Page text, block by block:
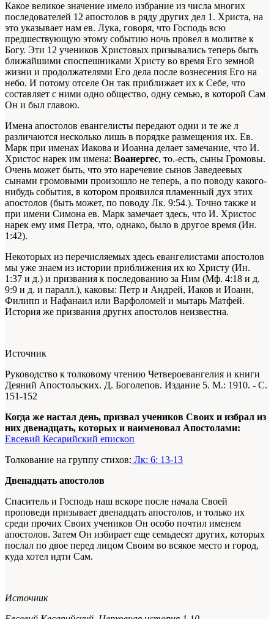
Какое великое значение имело избрание из числа многих
последователей 12 апостолов в ряду других дел 1. Христа, на
это указывает нам ев. Лука, говоря, что Господь всю
предшествующую этому событию ночь провел в молитве к
Богу. Эти 12 учеников Христовых призывались теперь быть
ближайшими споспешниками Христу во время Его земной
жизни и продолжателями Его дела после вознесения Его на
небо. И потому отселе Он так приближает их к Себе, что
составляет с ними одно общество, одну семью, в которой Сам
Он и был главою.
Имена апостолов евангелисты передают одни и те же л
различаются несколько лишь в порядке размещения их. Ев.
Марк при именах Иакова и Иоанна делает замечание, что И.
Христос нарек им имена: Воанергес, то.-есть, сыны Громовы.
Очень может быть, что это наречевие сынов Заведеевых
сынами громовыми произошло не теперь, а по поводу какого-
нибудь события, в котором проявился пламенный дух этих
апостолов (быть может, по поводу Лк. 9:54.). Точно также и
при имени Симона ев. Марк замечает здесь, что И. Христос
нарек ему имя Петра, что, однако, было в другое время (Ин.
1:42).
Некоторых из перечисляемых здесь евангелистами апостолов
мы уже знаем из истории приближения их ко Христу (Ин.
1:37 и д.) и призвания к последованию за Ним (Мф. 4:18 и д.
9:9 и д. и паралл.), каковы: Петр и Андрей, Иаков и Иоанн,
Филипп и Нафанаил или Варфоломей и мытарь Матфей.
История же призвания другнх апостолов неизвестна.
Источник
Руководство к толковому чтению Четвероевангелия и книги
Деяний Апостольских. Д. Боголепов. Издание 5. М.: 1910. - С.
151-152
Когда же настал день, призвал учеников Своих и избрал из
них двенадцать, которых и наименовал Апостолами:
Евсевий Кесарийский епископ
Толкование на группу стихов: Лк: 6: 13-13
Двенадцать апостолов
Спаситель и Господь наш вскоре после начала Своей
проповеди призывает двенадцать апостолов, и только их
среди прочих Своих учеников Он особо почтил именем
апостолов. Затем Он избирает еще семьдесят других, которых
послал по двое перед лицом Своим во всякое место и город,
куда хотел идти Сам.
Источник